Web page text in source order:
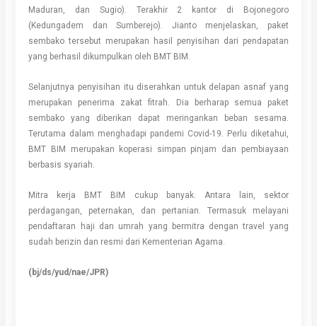
Maduran, dan Sugio). Terakhir 2 kantor di Bojonegoro
(Kedungadem dan Sumberejo). Jianto menjelaskan, paket
sembako tersebut merupakan hasil penyisihan dari pendapatan
yang berhasil dikumpulkan oleh BMT BIM.
Selanjutnya penyisihan itu diserahkan untuk delapan asnaf yang
merupakan penerima zakat fitrah. Dia berharap semua paket
sembako yang diberikan dapat meringankan beban sesama.
Terutama dalam menghadapi pandemi Covid-19. Perlu diketahui,
BMT BIM merupakan koperasi simpan pinjam dan pembiayaan
berbasis syariah.
Mitra kerja BMT BIM cukup banyak. Antara lain, sektor
perdagangan, peternakan, dan pertanian. Termasuk melayani
pendaftaran haji dan umrah yang bermitra dengan travel yang
sudah berizin dan resmi dari Kementerian Agama.
(bj/ds/yud/nae/JPR)